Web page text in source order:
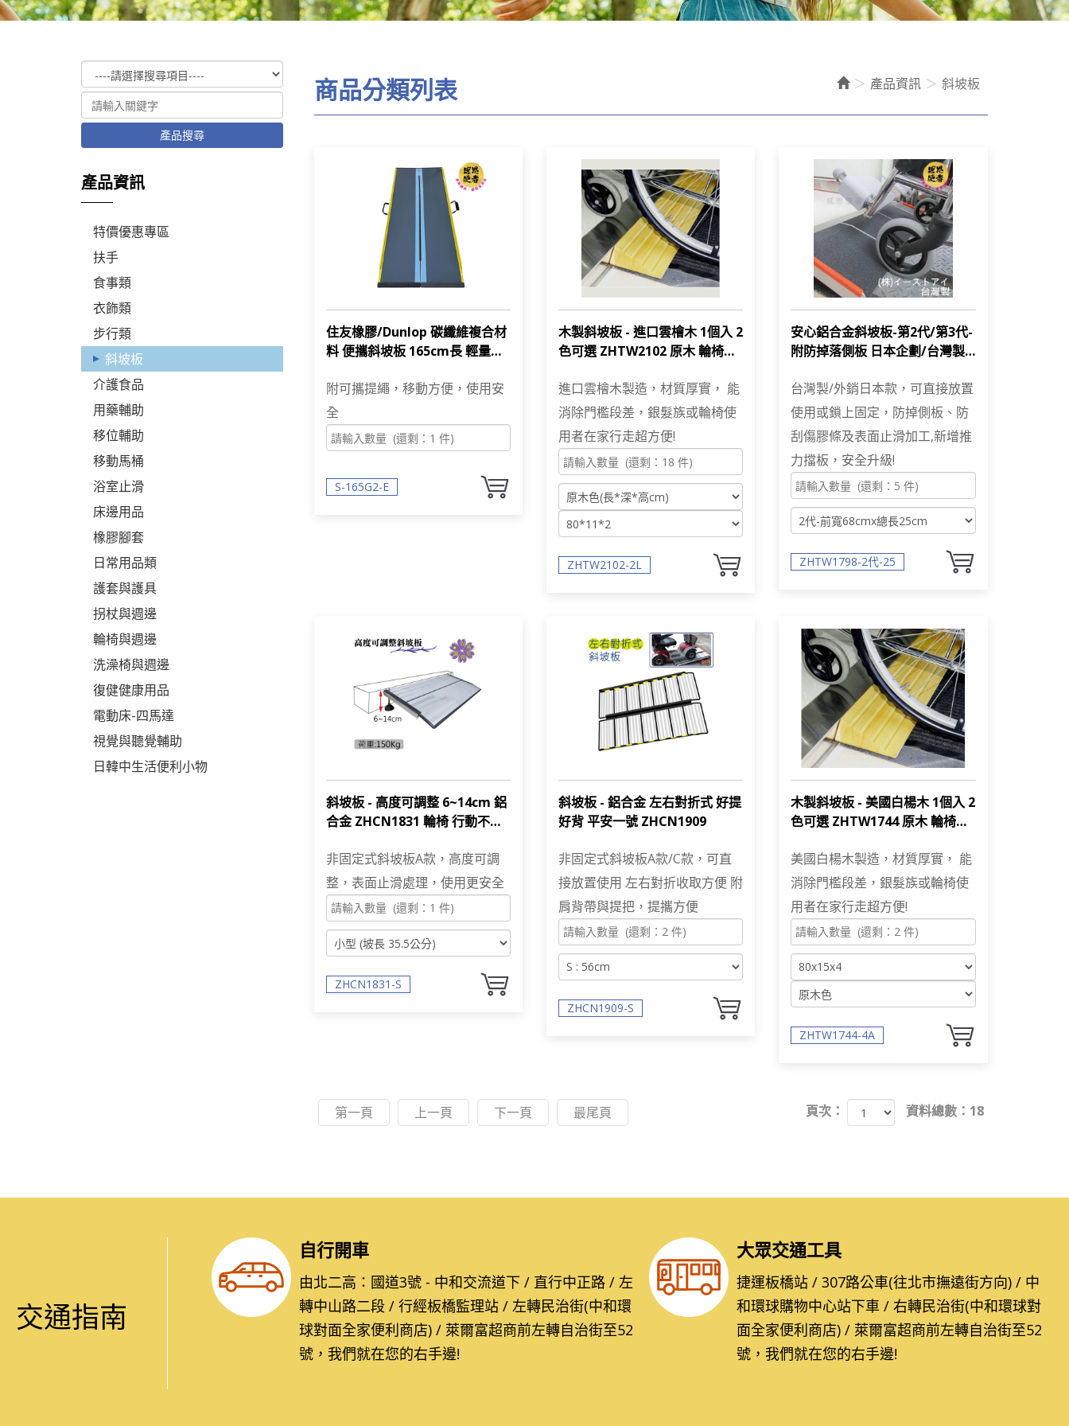
產品搜尋
產品資訊
特價優惠專區
扶手
食事類
衣飾類
步行類
斜坡板
介護食品
用藥輔助
移位輔助
移動馬桶
浴室止滑
床邊用品
橡膠腳套
日常用品類
護套與護具
拐杖與週邊
輪椅與週邊
洗澡椅與週邊
復健健康用品
電動床-四馬達
視覺與聽覺輔助
日韓中生活便利小物
產品資訊 斜坡板
商品分類列表
住友橡膠/Dunlop 碳纖維複合材
料 便攜斜坡板 165cm長 輕量耐
附可攜提繩，移動方便，使用安
全
S-165G2-E
木製斜坡板 - 進口雲檜木 1個入 2
色可選 ZHTW2102 原木 輪椅使
進口雲檜木製造，材質厚實， 能
消除門檻段差，銀髮族或輪椅使
用者在家行走超方便!
ZHTW2102-2L
安心鋁合金斜坡板-第2代/第3代-
附防掉落側板 日本企劃/台灣製
台灣製/外銷日本款，可直接放置
使用或鎖上固定，防掉側板、防
刮傷膠條及表面止滑加工,新增推
力擋板，安全升級!
ZHTW1798-2代-25
斜坡板 - 高度可調整 6~14cm 鋁
合金 ZHCN1831 輪椅 行動不便
非固定式斜坡板A款，高度可調
整，表面止滑處理，使用更安全
ZHCN1831-S
斜坡板 - 鋁合金 左右對折式 好提
好背 平安一號 ZHCN1909
非固定式斜坡板A款/C款，可直
接放置使用 左右對折收取方便 附
肩背帶與提把，提攜方便
ZHCN1909-S
木製斜坡板 - 美國白楊木 1個入 2
色可選 ZHTW1744 原木 輪椅使
美國白楊木製造，材質厚實， 能
消除門檻段差，銀髮族或輪椅使
用者在家行走超方便!
ZHTW1744-4A
第一頁 上一頁 下一頁 最尾頁 頁次： 資料總數：18
交通指南
自行開車
由北二高：國道3號 - 中和交流道下 / 直行中正路 / 左
轉中山路二段 / 行經板橋監理站 / 左轉民治街(中和環
球對面全家便利商店) / 萊爾富超商前左轉自治街至52
號，我們就在您的右手邊!
大眾交通工具
捷運板橋站 / 307路公車(往北市撫遠街方向) / 中
和環球購物中心站下車 / 右轉民治街(中和環球對
面全家便利商店) / 萊爾富超商前左轉自治街至52
號，我們就在您的右手邊!